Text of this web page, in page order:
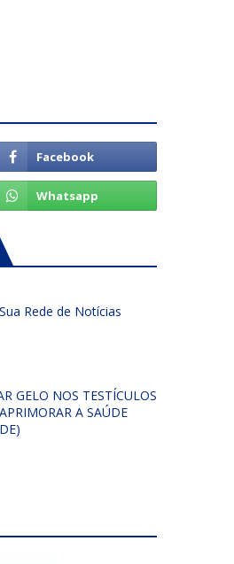
Rede de Notícias
GELO NOS TESTÍCULOS
A SAÚDE